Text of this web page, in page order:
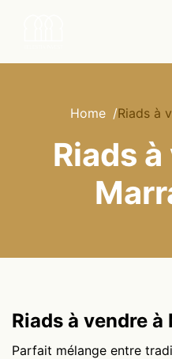
Home /Riads à
Riads
Riads à vendre à
Parfait mélange entre